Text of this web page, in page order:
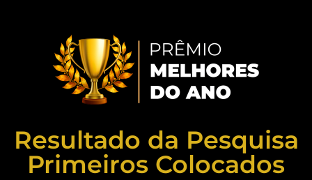
Resultado da Pesquisa
Primeiros Colocados